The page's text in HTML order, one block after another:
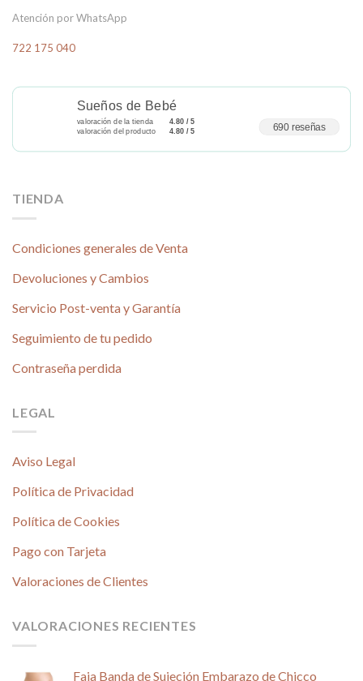
Atención por WhatsApp
722 175 040
Sueños de Bebé
valoración de la tienda
4.80 / 5
valoración del producto
4.80 / 5 690 reseñas
TIENDA
Condiciones generales de Venta
Devoluciones y Cambios
Servicio Post-venta y Garantía
Seguimiento de tu pedido
Contraseña perdida
LEGAL
Aviso Legal
Política de Privacidad
Política de Cookies
Pago con Tarjeta
Valoraciones de Clientes
VALORACIONES RECIENTES
Faja Banda de Sujeción Embarazo de Chicco